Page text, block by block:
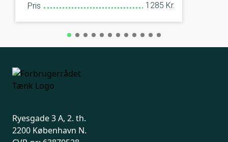
Pris 1285 Kr.
Ryesgade 3 A, 2. th.
2200 København N.